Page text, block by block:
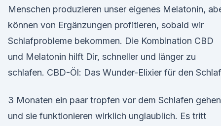
Menschen produzieren unser eigenes Melatonin,
können von Ergänzungen profitieren, sobald wir
Schlafprobleme bekommen. Die Kombination CBD
und Melatonin hilft Dir, schneller und länger zu
schlafen. CBD-Öl: Das Wunder-Elixier für den
3 Monaten ein paar tropfen vor dem Schlafen gehen
und sie funktionieren wirklich unglaublich. Es tritt